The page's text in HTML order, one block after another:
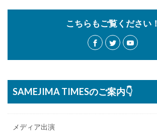
こちらもご覧ください！
SAMEJIMA TIMESのご案内👇
メディア出演